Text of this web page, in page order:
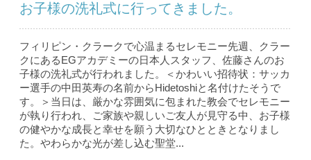
お子様の洗礼式に行ってきました。
フィリピン・クラークで心温まるセレモニー先週、クラー
クにあるEGアカデミーの日本人スタッフ、佐藤さんのお
子様の洗礼式が行われました。＜かわいい招待状：サッカ
ー選手の中田英寿の名前からHidetoshiと名付けたそうで
す。＞当日は、厳かな雰囲気に包まれた教会でセレモニー
が執り行われ、ご家族や親しいご友人が見守る中、お子様
の健やかな成長と幸せを願う大切なひとときとなりまし
た。やわらかな光が差し込む聖堂...